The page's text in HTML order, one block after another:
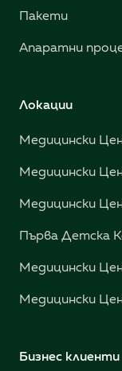
Пакети
Апаратни
Локации
Медицински
Медицински
Медицински
Първа Детска
Медицински
Медицински
Бизнес клиенти